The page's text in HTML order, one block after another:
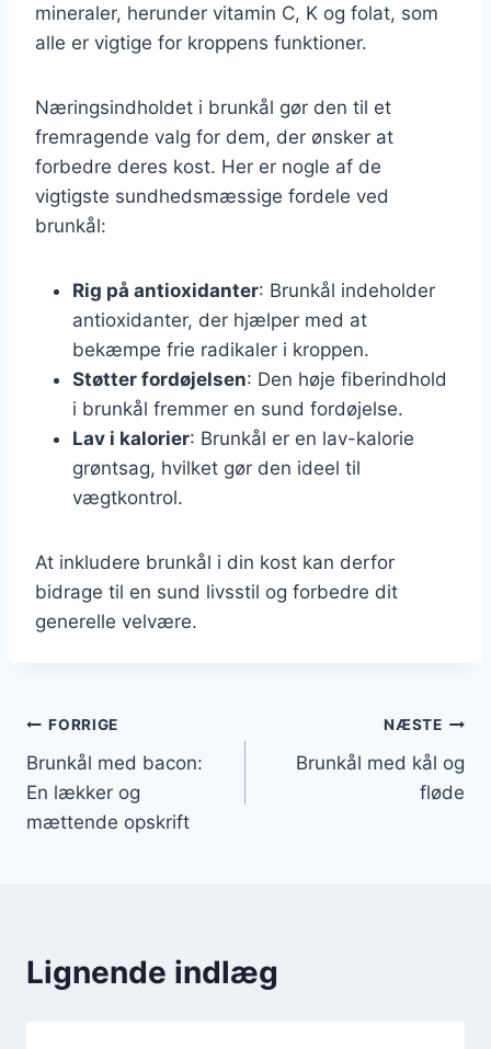
mineraler, herunder vitamin C, K og folat, som
alle er vigtige for kroppens funktioner.
Næringsindholdet i brunkål gør den til et
fremragende valg for dem, der ønsker at
forbedre deres kost. Her er nogle af de
vigtigste sundhedsmæssige fordele ved
brunkål:
Rig på antioxidanter: Brunkål indeholder
antioxidanter, der hjælper med at
bekæmpe frie radikaler i kroppen.
Støtter fordøjelsen: Den høje fiberindhold
i brunkål fremmer en sund fordøjelse.
Lav i kalorier: Brunkål er en lav-kalorie
grøntsag, hvilket gør den ideel til
vægtkontrol.
At inkludere brunkål i din kost kan derfor
bidrage til en sund livsstil og forbedre dit
generelle velvære.
Indlægsnavigation
FORRIGE
Brunkål med bacon:
En lækker og
mættende opskrift
NÆSTE
Brunkål med kål og
fløde
Lignende indlæg